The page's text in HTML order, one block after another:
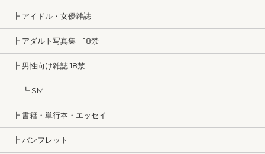
┣ アイドル・女優雑誌
┣ アダルト写真集 18禁
┣ 男性向け雑誌 18禁
┗ SM
┣ 書籍・単行本・エッセイ
┣ パンフレット